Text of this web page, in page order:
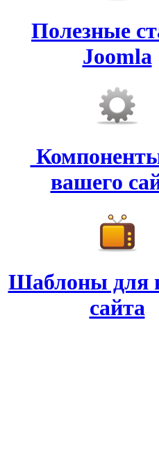
Полезные
Joomla
вашего
Шаблоны для
сайта